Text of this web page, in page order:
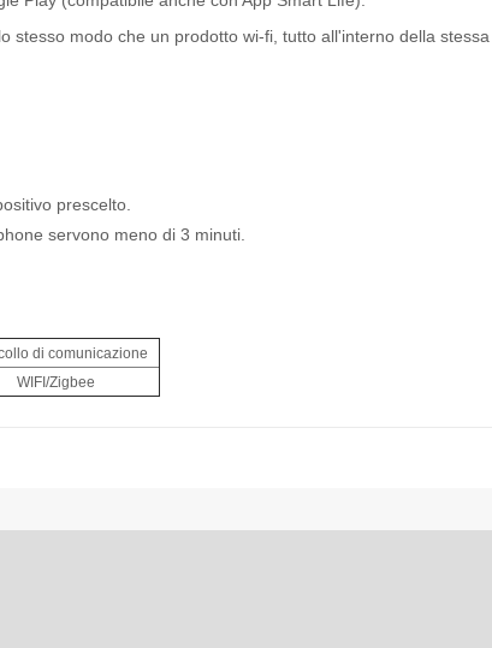
modo che un prodotto wi-fi, tutto all'interno della
prescelto.
servono meno di 3 minuti.
di comunicazione
WIFI/Zigbee